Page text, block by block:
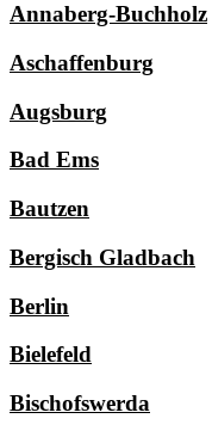
Annaberg-Buchholz
Aschaffenburg
Augsburg
Bad Ems
Bautzen
Bergisch Gladbach
Berlin
Bielefeld
Bischofswerda